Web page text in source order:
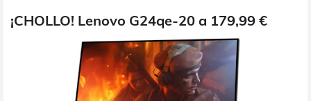
¡CHOLLO! Lenovo G24qe-20 a 179,99 €